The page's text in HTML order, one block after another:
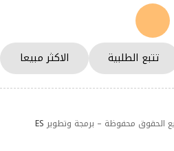
تتبع الطلبية الاكثر مبيعا
ES